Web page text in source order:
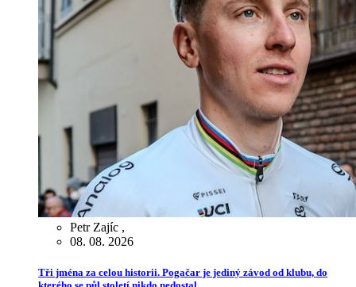
Petr Zajíc ,
08. 08. 2026
Tři jména za celou historii. Pogačar je jediný závod od klubu, do